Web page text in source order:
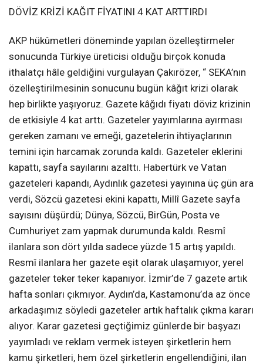
DÖVİZ KRİZİ KAĞIT FİYATINI 4 KAT ARTTIRDI
AKP hükûmetleri döneminde yapılan özelleştirmeler
sonucunda Türkiye üreticisi olduğu birçok konuda
ithalatçı hâle geldiğini vurgulayan Çakırözer, “ SEKA’nın
özelleştirilmesinin sonucunu bugün kâğıt krizi olarak
hep birlikte yaşıyoruz. Gazete kâğıdı fiyatı döviz krizinin
de etkisiyle 4 kat arttı. Gazeteler yayımlarına ayırması
gereken zamanı ve emeği, gazetelerin ihtiyaçlarının
temini için harcamak zorunda kaldı. Gazeteler eklerini
kapattı, sayfa sayılarını azalttı. Habertürk ve Vatan
gazeteleri kapandı, Aydınlık gazetesi yayınına üç gün ara
verdi, Sözcü gazetesi ekini kapattı, Millî Gazete sayfa
sayısını düşürdü; Dünya, Sözcü, BirGün, Posta ve
Cumhuriyet zam yapmak durumunda kaldı. Resmî
ilanlara son dört yılda sadece yüzde 15 artış yapıldı.
Resmî ilanlara her gazete eşit olarak ulaşamıyor, yerel
gazeteler teker teker kapanıyor. İzmir’de 7 gazete artık
hafta sonları çıkmıyor. Aydın’da, Kastamonu’da az önce
arkadaşımız söyledi gazeteler artık haftalık çıkma kararı
alıyor. Karar gazetesi geçtiğimiz günlerde bir başyazı
yayımladı ve reklam vermek isteyen şirketlerin hem
kamu şirketleri, hem özel şirketlerin engellendiğini, ilan